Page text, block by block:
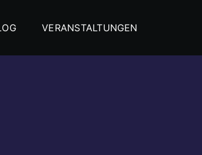
VERANSTALTUNGEN